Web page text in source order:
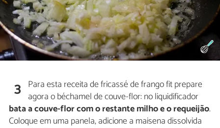
3 Para esta receita de fricassé de frango fit prepare
agora o béchamel de couve-flor: no liquidificador
bata a couve-flor com o restante milho e o requeijão.
Coloque em uma panela, adicione a maisena dissolvida